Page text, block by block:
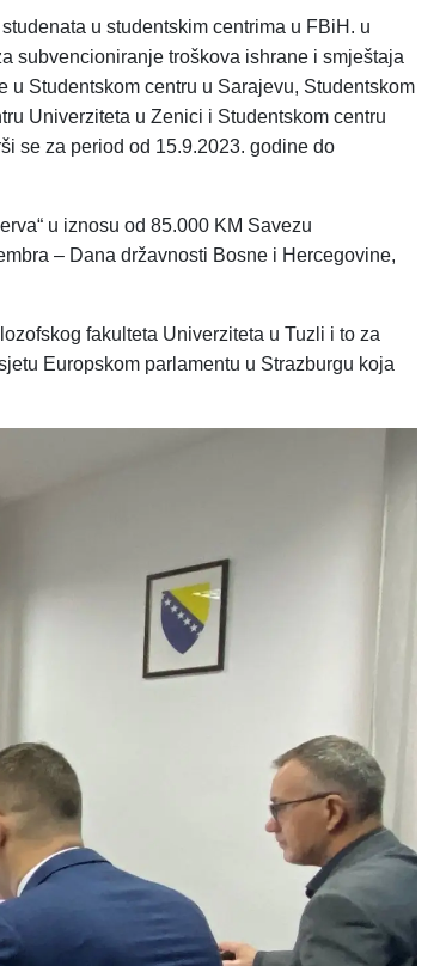
u studentskim centrima u FBiH. u
subvencioniranje troškova ishrane i smještaja
Studentskom centru u Sarajevu, Studentskom
Univerziteta u Zenici i Studentskom centru
se za period od 15.9.2023. godine do
u iznosu od 85.000 KM Savezu
– Dana državnosti Bosne i Hercegovine,
fakulteta Univerziteta u Tuzli i to za
Europskom parlamentu u Strazburgu koja